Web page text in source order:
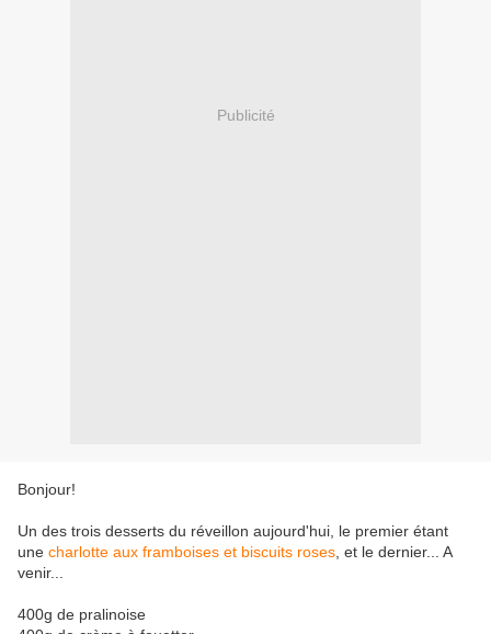
Publicité
Bonjour!
Un des trois desserts du réveillon aujourd'hui, le premier étant
une charlotte aux framboises et biscuits roses , et le dernier... A
venir...
400g de pralinoise